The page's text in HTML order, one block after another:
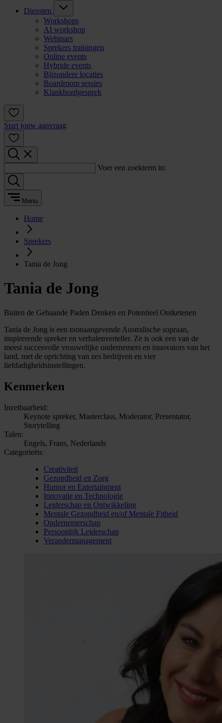
Diensten
Workshops
AI workshop
Webinars
Sprekers trainingen
Online events
Hybride events
Bijzondere locaties
Boardroom sessies
Klankbordgesprek
Start jouw aanvraag
Voer een zoekterm in:
Menu
Home
Sprekers
Tania de Jong
Tania de Jong
Buiten de Gebaande Paden Denken en Potentieel Ontketenen
Tania de Jong is een toonaangevende Australische sopraan,
inspirerende spreker en verhalenverteller. Ze is ook een van de
meest succesvolle vrouwelijke ondernemers en innovators van het
land, met de oprichting van zes bedrijven en vier
liefdadigheidsinstellingen.
Kenmerken
Inzetbaarheid:
Keynote spreker, Masterclass, Moderator, Presentator,
Storytelling
Talen:
Engels, Frans, Nederlands
Categorieën:
Creativiteit
Gezondheid en Zorg
Humor en Entertainment
Innovatie en Technologie
Leiderschap en Ontwikkeling
Mentale Gezondheid en/of Mentale Fitheid
Ondernemerschap
Persoonlijk Leiderschap
Verandermanagement